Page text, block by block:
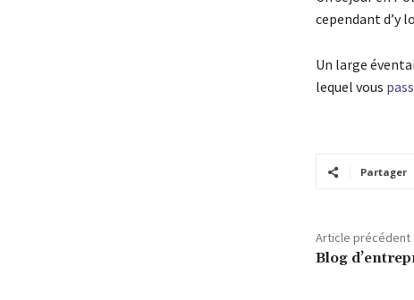
cependant d’y
Un large
lequel vous
Partager
Article précédent
Blog